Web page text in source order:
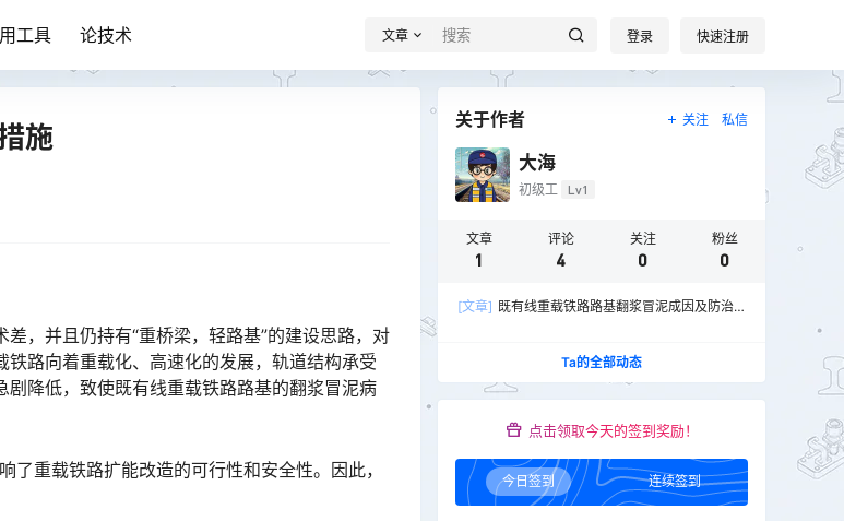
用工具 论技术 文章 登录 快速注册
施
，并且仍持有“重桥梁，轻路基”的建设思路，对
路向着重载化、高速化的发展，轨道结构承受
降低，致使既有线重载铁路路基的翻浆冒泥病
重载铁路扩能改造的可行性和安全性。因此，
关于作者 关注 私信
大海
初级工 Lv1
文章
1
评论
4
关注
0
粉丝
0
[文章] 既有线重载铁路路基翻浆冒泥成因及防治
Ta的全部动态
点击领取今天的签到奖励！
今日签到 连续签到